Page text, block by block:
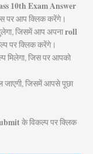
10th Exam Answer
पर आप क्लिक करेंगे।
जिसमें आप अपनाroll
पर क्लिक करेंगे।
मिलेगा, जिस पर आपको
जिसमें आपसे पूछा
के विकल्प पर क्लिक